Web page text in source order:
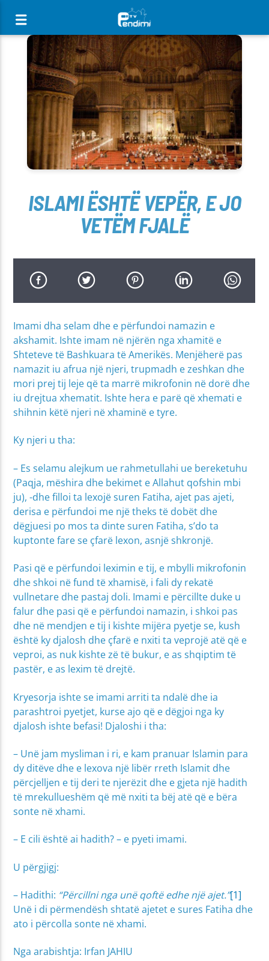
[There are no radio stations in the database]
ISLAMI ËSHTË VEPËR, E JO
VETËM FJALË
Imami dha selam dhe e përfundoi namazin e
akshamit. Ishte imam në njërën nga xhamitë e
Shteteve të Bashkuara të Amerikës. Menjëherë pas
namazit iu afrua një njeri, trupmadh e zeshkan dhe
mori prej tij leje që ta marrë mikrofonin në dorë dhe
iu drejtua xhematit. Ishte hera e parë që xhemati e
shihnin këtë njeri në xhaminë e tyre.
Ky njeri u tha:
– Es selamu alejkum ue rahmetullahi ue bereketuhu
(Paqja, mëshira dhe bekimet e Allahut qofshin mbi
ju), -dhe filloi ta lexojë suren Fatiha, ajet pas ajeti,
derisa e përfundoi me një theks të dobët dhe
dëgjuesi po mos ta dinte suren Fatiha, s’do ta
kuptonte fare se çfarë lexon, asnjë shkronjë.
Pasi që e përfundoi leximin e tij, e mbylli mikrofonin
dhe shkoi në fund të xhamisë, i fali dy rekatë
vullnetare dhe pastaj doli. Imami e përcillte duke u
falur dhe pasi që e përfundoi namazin, i shkoi pas
dhe në mendjen e tij i kishte mijëra pyetje se, kush
është ky djalosh dhe çfarë e nxiti ta veprojë atë që e
veproi, as nuk kishte zë të bukur, e as shqiptim të
pastër, e as lexim të drejtë.
Kryesorja ishte se imami arriti ta ndalë dhe ia
parashtroi pyetjet, kurse ajo që e dëgjoi nga ky
djalosh ishte befasi! Djaloshi i tha:
– Unë jam mysliman i ri, e kam pranuar Islamin para
dy ditëve dhe e lexova një libër rreth Islamit dhe
përcjelljen e tij deri te njerëzit dhe e gjeta një hadith
të mrekullueshëm që më nxiti ta bëj atë që e bëra
sonte në xhami.
– E cili është ai hadith? – e pyeti imami.
U përgjigj:
– Hadithi: “Përcillni nga unë qoftë edhe një ajet.”[1]
Unë i di përmendësh shtatë ajetet e sures Fatiha dhe
ato i përcolla sonte në xhami.
Nga arabishtja: Irfan JAHIU